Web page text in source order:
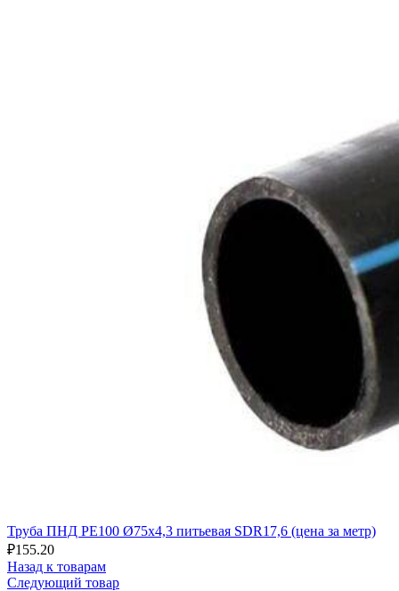
Труба ПНД РЕ100 Ø75x4,3 питьевая SDR17,6 (цена за метр)
₽155.20
Назад к товарам
Следующий товар